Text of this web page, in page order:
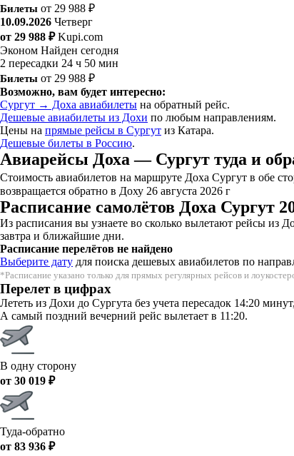
Билеты от 29 988 ₽
10.09.2026 Четверг
от 29 988 ₽ Kupi.com
Эконом Найден сегодня
2 пересадки 24 ч 50 мин
Билеты от 29 988 ₽
Возможно, вам будет интересно:
Сургут → Доха авиабилеты на обратный рейс.
Дешевые авиабилеты из Дохи по любым направлениям.
Цены на прямые рейсы в Сургут из Катара.
Дешевые билеты в Россию.
Авиарейсы Доха — Сургут туда и
Стоимость авиабилетов на маршруте Доха Сургут в обе
возвращается обратно в Доху 26 августа 2026 г
Расписание самолётов Доха Сургут
Из расписания вы узнаете во сколько вылетают рейсы из
завтра и ближайшие дни.
Расписание перелётов не найдено
Выберите дату для поиска дешевых авиабилетов по
*Расписание указано только для прямых регулярных рейсов и
Перелет в цифрах
Лететь из Дохи до Сургута без учета пересадок 14:20
А самый поздний вечерний рейс вылетает в 11:20.
В одну сторону
от 30 019 ₽
Туда-обратно
от 83 936 ₽